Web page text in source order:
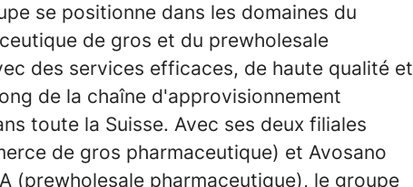
se positionne dans les domaines du
de gros et du prewholesale
des services efficaces, de haute qualité et
de la chaîne d'approvisionnement
toute la Suisse. Avec ses deux filiales
de gros pharmaceutique) et Avosano
(prewholesale pharmaceutique), le groupe